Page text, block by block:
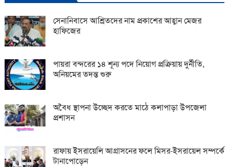
সেনানিবাসে আশ্রিতদের নাম প্রকাশের আহ্বান মেজর
হাফিজের
পায়রা বন্দরের ১৪ শূন্য পদে নিয়োগ প্রক্রিয়ায় দুর্নীতি,
অনিয়মের তদন্ত শুরু
অবৈধ স্থাপনা উচ্ছেদ করতে মাঠে কলাপাড়া উপজেলা
প্রশাসন
রাফায় ইসরায়েলি আগ্রাসনের ফলে মিসর-ইসরায়েল সম্পর্কে
টানাপোড়েন